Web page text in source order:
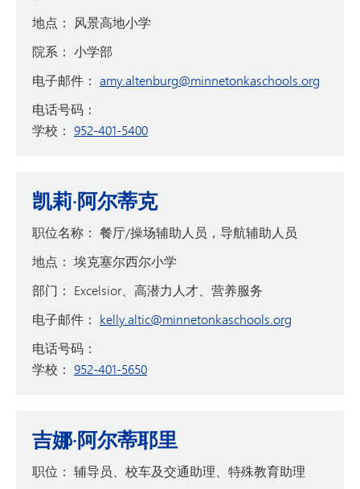
地点： 风景高地小学
院系： 小学部
电子邮件： amy.altenburg@minnetonkaschools.org
电话号码：
学校： 952-401-5400
凯莉·阿尔蒂克
职位名称： 餐厅/操场辅助人员，导航辅助人员
地点： 埃克塞尔西尔小学
部门： Excelsior、高潜力人才、营养服务
电子邮件： kelly.altic@minnetonkaschools.org
电话号码：
学校： 952-401-5650
吉娜·阿尔蒂耶里
职位： 辅导员、校车及交通助理、特殊教育助理